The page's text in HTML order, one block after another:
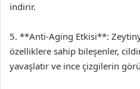
indirir.
5. **Anti-Aging Etkisi**:
özelliklere sahip bileşenler,
yavaşlatır ve ince çizgilerin